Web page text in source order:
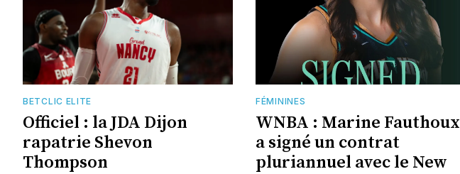
BETCLIC ELITE
Officiel : la JDA Dijon
rapatrie Shevon
Thompson
FÉMININES
WNBA : Marine Fauthoux
a signé un contrat
pluriannuel avec le New